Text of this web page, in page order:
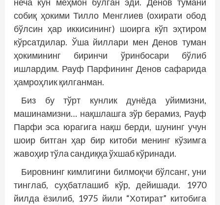
собиқ ҳокими Тилло Менглиев (охирати обод
бўлсин ҳар иккисининг) шоирга кўп эҳтиром
кўрсатдилар. Ўша йиллари мен Денов туман
ҳокимининг биринчи ўринбосари бўлиб
ишлардим. Рауф Парфининг Денов сафарида
ҳамроҳлик қилганман.
Биз бу тўрт кунлик дунёда уйимизни,
машинамизни… нақшлашга зўр берамиз, Рауф
Парфи эса юрагига нақш берди, шунинг учун
шоир битган ҳар бир китоби менинг кўзимга
жавоҳир тўла сандиққа ўхшаб кўринади.
Бировнинг кимлигини билмоқчи бўлсанг, уни
тинглаб, суҳбатлашиб кўр, дейишади. 1970
йилда ёзилиб, 1975 йили “Хотират” китобига